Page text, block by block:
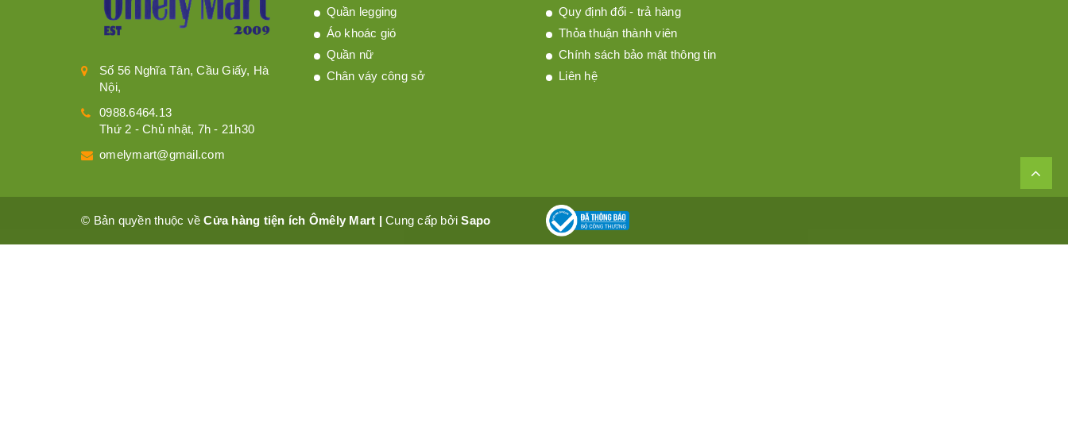
Số 56 Nghĩa Tân, Cầu Giấy, Hà
Nội,
0988.6464.13
Thứ 2 - Chủ nhật, 7h - 21h30
omelymart@gmail.com
Quần legging
Áo khoác gió
Quần nữ
Chân váy công sở
Quy định đổi - trả hàng
Thỏa thuận thành viên
Chính sách bảo mật thông tin
Liên hệ
© Bản quyền thuộc vềCửa hàng tiện ích Ômêly Mart | Cung cấp bởiSapo